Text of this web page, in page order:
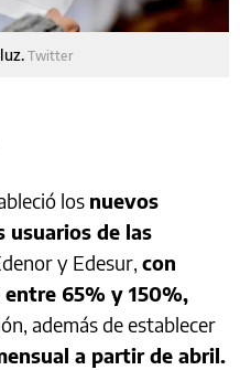
luz.Twitter
los nuevos
usuarios de las
y Edesur, con
65% y 150%,
además de establecer
a partir de abril.